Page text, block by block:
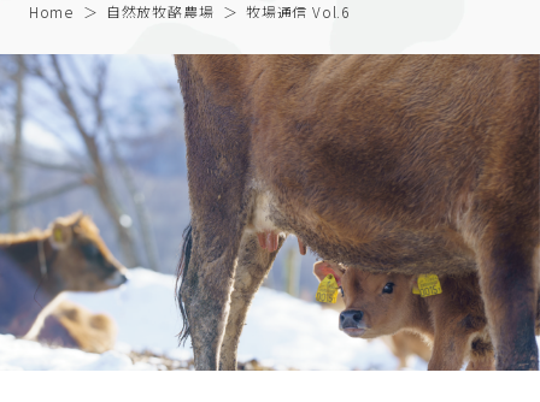
Home 自然放牧酪農場 牧場通信 Vol.6